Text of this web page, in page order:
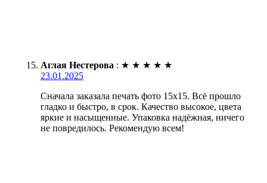
Аглая Нестерова : ★ ★ ★ ★ ★
23.01.2025
Сначала заказала печать фото 15х15. Всё прошло
гладко и быстро, в срок. Качество высокое, цвета
яркие и насыщенные. Упаковка надёжная, ничего
не повредилось. Рекомендую всем!